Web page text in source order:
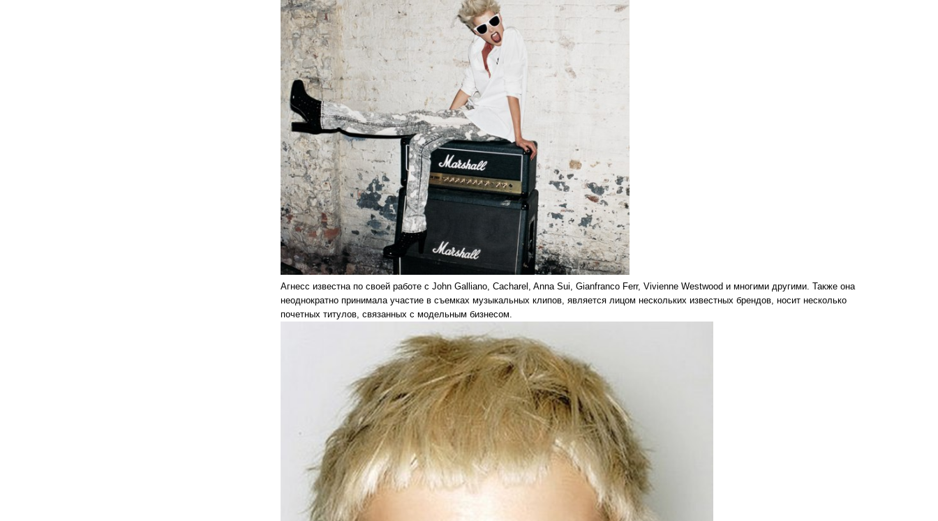
Агнесс известна по своей работе с John Galliano, Cacharel, Anna Sui, Gianfranco Ferr, Vivienne Westwood и многими другими. Также она
неоднократно принимала участие в съемках музыкальных клипов, является лицом нескольких известных брендов, носит несколько
почетных титулов, связанных с модельным бизнесом.